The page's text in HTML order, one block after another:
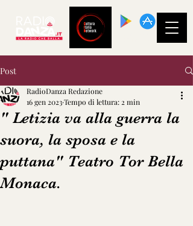
Post
" Letizia va alla guerra la
suora, la sposa e la
puttana" Teatro Tor Bella
Monaca.
RadioDanza Redazione
16 gen 2023Tempo di lettura: 2 min